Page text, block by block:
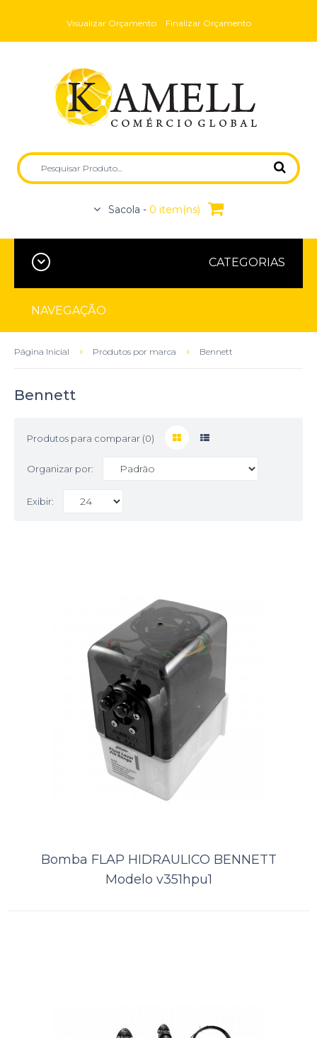
Visualizar Orçamento Finalizar Orçamento
Sacola - 0 item(ns)
CATEGORIAS
NAVEGAÇÃO
Página Inicial Produtos por marca Bennett
Bennett
Produtos para comparar (0)
Organizar por:
Exibir:
Bomba FLAP HIDRAULICO
BENNETT Modelo v351hpu1
Comparar
Bomba FLAP HIDRAULICO BENNETT
Modelo v351hpu1